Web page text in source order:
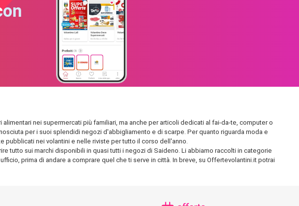
nei supermercati più familiari, ma anche per articoli dedicati al fai-da-te, computer o
per i suoi splendidi negozi d'abbigliamento e di scarpe. Per quanto riguarda moda e
pubblicati nei volantini e nelle riviste per tutto il corso dell'anno.
tutto sui marchi disponibili in quasi tutti i negozi di Saideno. Li abbiamo raccolti in categorie
prima di andare a comprare quel che ti serve in città. In breve, su Offertevolantini.it potrai